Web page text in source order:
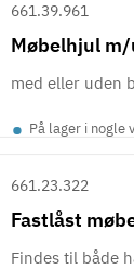
Møbelhjul
661.39.961
med eller uden
• På lager i nogle
Fastlåst
661.23.322
Findes til både